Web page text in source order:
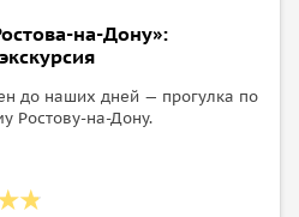
на-Дону»:
до наших дней — прогулка по
Ростову-на-Дону.